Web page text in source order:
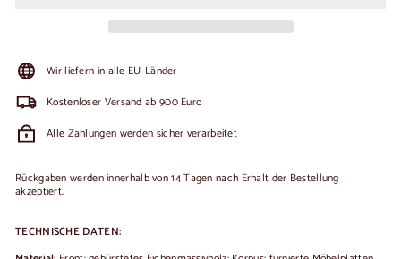
Wir liefern in alle EU-Länder
Kostenloser Versand ab 900 Euro
Alle Zahlungen werden sicher verarbeitet
Rückgaben werden innerhalb von 14 Tagen nach Erhalt der Bestellung
akzeptiert.
TECHNISCHE DATEN: